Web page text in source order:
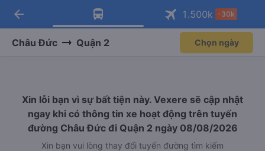
Tải app Vexere ngay!
Nhận ưu đãi thành viên độc
Mở app
Tải app Vexere
-30k/ghế khi đặt vé máy bay qua
Mở app
arrow_back 1.500k -30k
Châu Đức Quận 2 Chọn ngày
Xin lỗi bạn vì sự bất tiện này. Vexere sẽ cập nhật
ngay khi có thông tin xe hoạt động trên tuyến
đường Châu Đức đi Quận 2 ngày 08/08/2026
Xin bạn vui lòng thay đổi tuyến đường tìm kiếm